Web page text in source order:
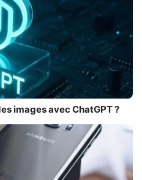
images avec ChatGPT ?